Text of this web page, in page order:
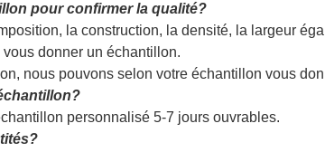
pour confirmer la qualité?
la construction, la densité, la largeur
donner un échantillon.
nous pouvons selon votre échantillon vous
personnalisé 5-7 jours ouvrables.